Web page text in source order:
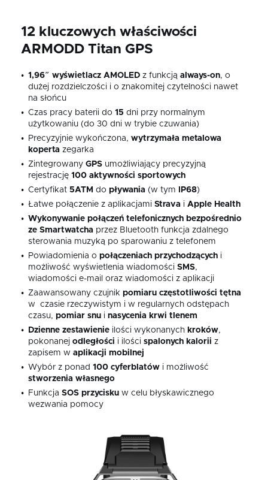
12 kluczowych właściwości
ARMODD Titan GPS
1,96″ wyświetlacz AMOLED z funkcją always-on, o
dużej rozdzielczości i o znakomitej czytelności nawet
na słońcu
Czas pracy baterii do 15 dni przy normalnym
użytkowaniu (do 30 dni w trybie czuwania)
Precyzyjnie wykończona, wytrzymała metalowa
koperta zegarka
Zintegrowany GPS umożliwiający precyzyjną
rejestrację 100 aktywności sportowych
Certyfikat 5ATM do pływania (w tym IP68)
Łatwe połączenie z aplikacjami Strava i Apple Health
Wykonywanie połączeń telefonicznych bezpośrednio
ze Smartwatcha przez Bluetooth funkcja zdalnego
sterowania muzyką po sparowaniu z telefonem
Powiadomienia o połączeniach przychodzących i
możliwość wyświetlenia wiadomości SMS,
wiadomości e-mail oraz wiadomości z aplikacji
Zaawansowany czujnik pomiaru częstotliwości tętna
w czasie rzeczywistym i w regularnych odstępach
czasu, pomiar snu i nasycenia krwi tlenem
Dzienne zestawienie ilości wykonanych kroków,
pokonanej odległości i ilości spalonych kalorii z
zapisem w aplikacji mobilnej
Wybór z ponad 100 cyferblatów i możliwość
stworzenia własnego
Funkcja SOS przycisku w celu błyskawicznego
wezwania pomocy